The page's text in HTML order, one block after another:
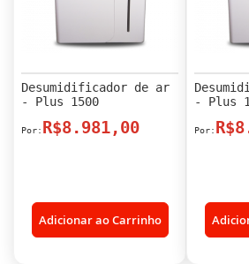
Desumidificador de ar
- Plus 1500
R$8.981,00
Adicionar ao Carrinho
- Plus